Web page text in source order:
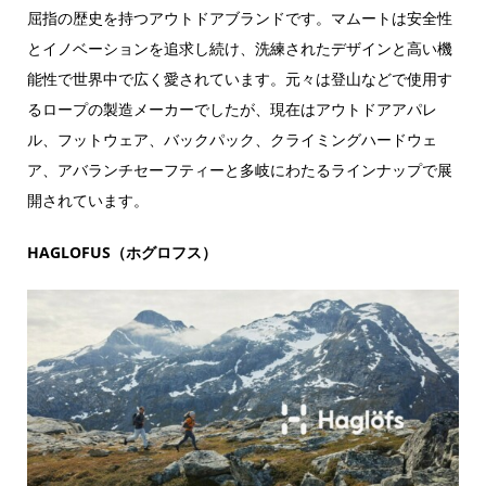
屈指の歴史を持つアウトドアブランドです。マムートは安全性
とイノベーションを追求し続け、洗練されたデザインと高い機
能性で世界中で広く愛されています。元々は登山などで使用す
るロープの製造メーカーでしたが、現在はアウトドアアパレ
ル、フットウェア、バックパック、クライミングハードウェ
ア、アバランチセーフティーと多岐にわたるラインナップで展
開されています。
HAGLOFUS（ホグロフス）